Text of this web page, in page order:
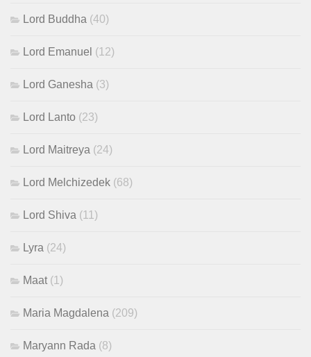
Lord Buddha (40)
Lord Emanuel (12)
Lord Ganesha (3)
Lord Lanto (23)
Lord Maitreya (24)
Lord Melchizedek (68)
Lord Shiva (11)
Lyra (24)
Maat (1)
Maria Magdalena (209)
Maryann Rada (8)